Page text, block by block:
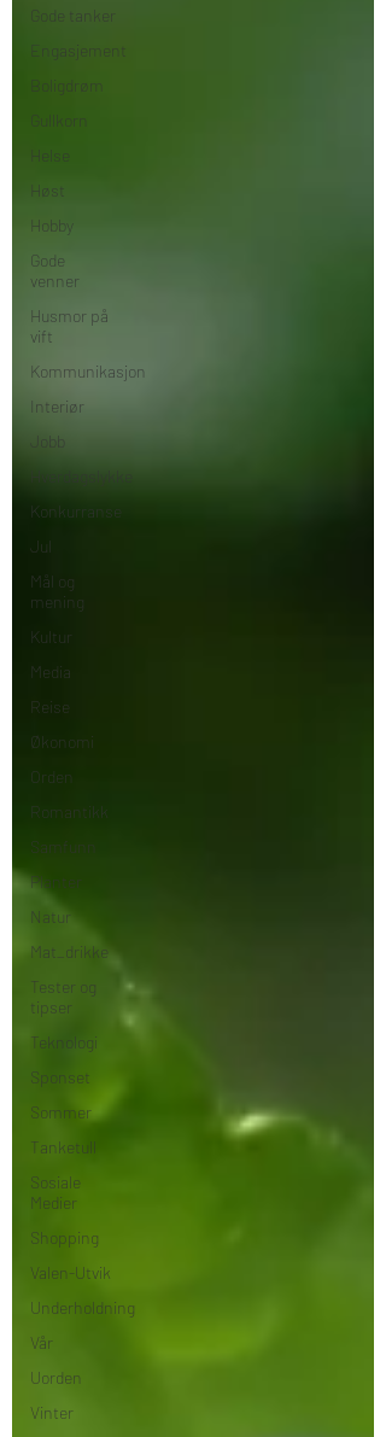
Gode tanker
Engasjement
Boligdrøm
Gullkorn
Helse
Høst
Hobby
Gode
venner
Husmor på
vift
Kommunikasjon
Interiør
Jobb
Konkurranse
Jul
Mål og
mening
Kultur
Media
Reise
Økonomi
Orden
Romantikk
Samfunn
Planter
Natur
Mat_drikke
Tester og
tipser
Teknologi
Sponset
Sommer
Tanketull
Sosiale
Medier
Shopping
Valen-Utvik
Underholdning
Vår
Uorden
Vinter